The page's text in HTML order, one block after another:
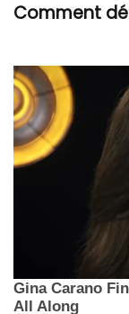
Comment